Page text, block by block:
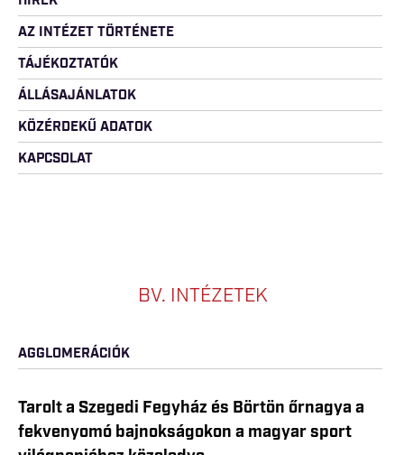
AZ INTÉZET TÖRTÉNETE
TÁJÉKOZTATÓK
ÁLLÁSAJÁNLATOK
KÖZÉRDEKŰ ADATOK
KAPCSOLAT
BV. INTÉZETEK
AGGLOMERÁCIÓK
Tarolt a Szegedi Fegyház és Börtön őrnagya a
fekvenyomó bajnokságokon a magyar sport